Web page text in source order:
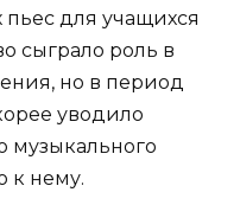
пьес для учащихся
сыграло роль в
но в период
уводило
музыкального
к нему.